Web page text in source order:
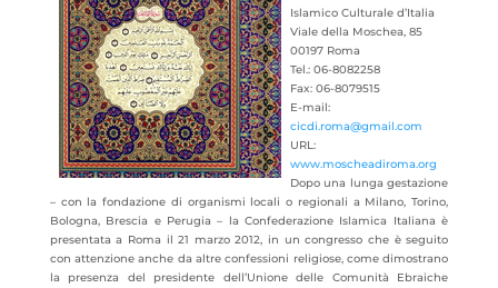
Islamico Culturale d’Italia
Viale della Moschea, 85
00197 Roma
Tel.: 06-8082258
Fax: 06-8079515
E-mail:
cicdi.roma@gmail.com
URL:
www.moscheadiroma.org
Dopo una lunga gestazione
– con la fondazione di organismi locali o regionali a Milano, Torino,
Bologna, Brescia e Perugia – la Confederazione Islamica Italiana è
presentata a Roma il 21 marzo 2012, in un congresso che è seguito
con attenzione anche da altre confessioni religiose, come dimostrano
la presenza del presidente dell’Unione delle Comunità Ebraiche